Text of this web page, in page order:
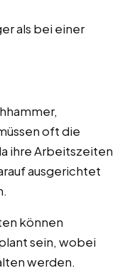
als bei einer
oft die
ihre Arbeitszeiten
ausgerichtet
können
sein, wobei
werden.